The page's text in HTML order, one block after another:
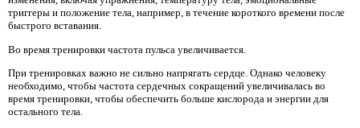
триггеры и положение тела, например, в течение короткого времени после
быстрого вставания.
Во время тренировки частота пульса увеличивается.
При тренировках важно не сильно напрягать сердце. Однако человеку
необходимо, чтобы частота сердечных сокращений увеличивалась во
время тренировки, чтобы обеспечить больше кислорода и энергии для
остального тела.